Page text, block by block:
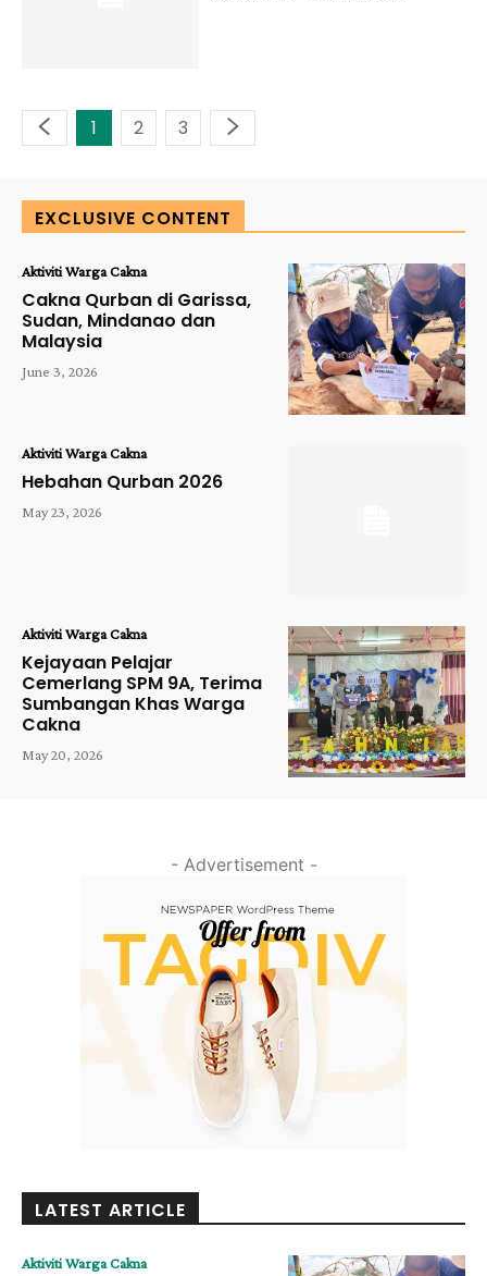
1 2 3
EXCLUSIVE CONTENT
Aktiviti Warga Cakna
Cakna Qurban di Garissa,
Sudan, Mindanao dan
Malaysia
June 3, 2026
Aktiviti Warga Cakna
Hebahan Qurban 2026
May 23, 2026
Aktiviti Warga Cakna
Kejayaan Pelajar
Cemerlang SPM 9A, Terima
Sumbangan Khas Warga
Cakna
May 20, 2026
- Advertisement -
LATEST ARTICLE
Aktiviti Warga Cakna